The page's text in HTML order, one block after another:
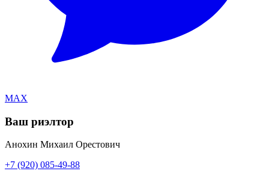
MAX
Ваш риэлтор
Анохин Михаил Орестович
+7 (920) 085-49-88